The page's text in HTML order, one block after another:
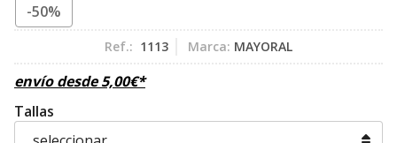
-50%
Ref.: 1113 Marca: MAYORAL
envío desde5,00€*
Tallas